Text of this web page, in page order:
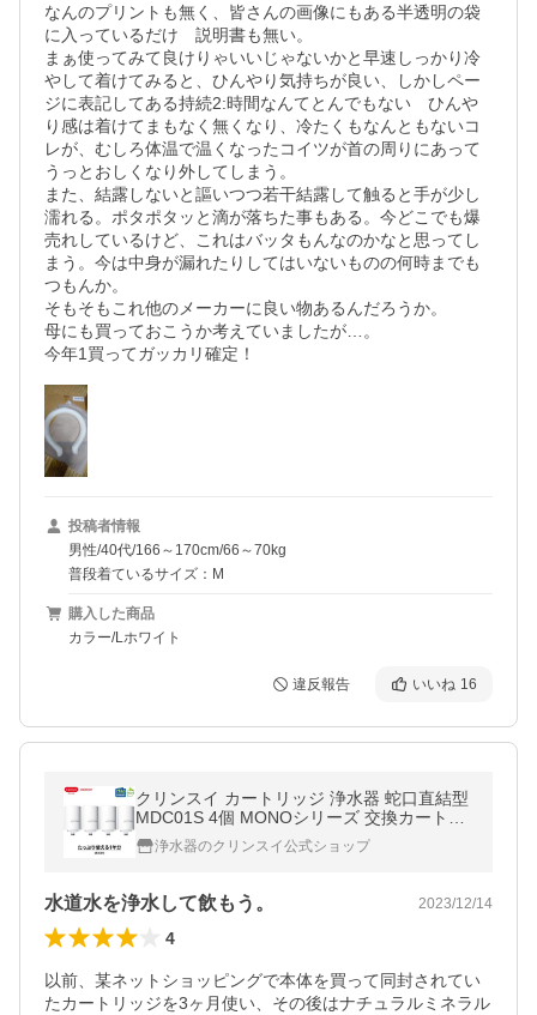
なんのプリントも無く、皆さんの画像にもある半透明の袋
に入っているだけ　説明書も無い。
まぁ使ってみて良けりゃいいじゃないかと早速しっかり冷
やして着けてみると、ひんやり気持ちが良い、しかしペー
ジに表記してある持続2:時間なんてとんでもない　ひんや
り感は着けてまもなく無くなり、冷たくもなんともないコ
レが、むしろ体温で温くなったコイツが首の周りにあって
うっとおしくなり外してしまう。
また、結露しないと謳いつつ若干結露して触ると手が少し
濡れる。ポタポタッと滴が落ちた事もある。今どこでも爆
売れしているけど、これはバッタもんなのかなと思ってし
まう。今は中身が漏れたりしてはいないものの何時までも
つもんか。
そもそもこれ他のメーカーに良い物あるんだろうか。
母にも買っておこうか考えていましたが…。
今年1買ってガッカリ確定！
投稿者情報
男性/40代/166～170cm/66～70kg
普段着ているサイズ：M
購入した商品
カラー/Lホワイト
違反報告 いいね 16
クリンスイ カートリッジ 浄水器 蛇口直結型
MDC01S 4個 MONOシリーズ 交換カートリ
ッジ [MDC01SSP-DC]
浄水器のクリンスイ公式ショップ
水道水を浄水して飲もう。 2023/12/14
4
以前、某ネットショッピングで本体を買って同封されてい
たカートリッジを3ヶ月使い、その後はナチュラルミネラル